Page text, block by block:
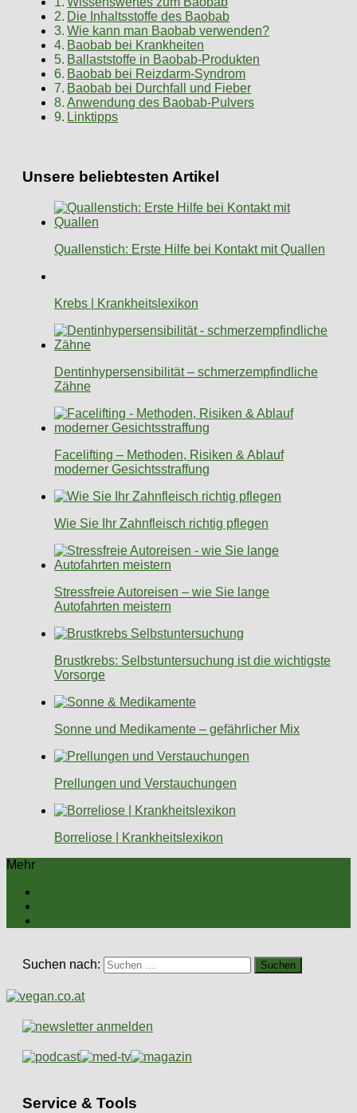
Die Inhaltsstoffe des Baobab
Wie kann man Baobab verwenden?
Baobab bei Krankheiten
Ballaststoffe in Baobab-Produkten
Baobab bei Reizdarm-Syndrom
Baobab bei Durchfall und Fieber
Anwendung des Baobab-Pulvers
Linktipps
Unsere beliebtesten Artikel
Quallenstich: Erste Hilfe bei Kontakt mit Quallen
Krebs | Krankheitslexikon
Dentinhypersensibilität – schmerzempfindliche
Zähne
Facelifting – Methoden, Risiken & Ablauf
moderner Gesichtsstraffung
Wie Sie Ihr Zahnfleisch richtig pflegen
Stressfreie Autoreisen – wie Sie lange
Autofahrten meistern
Brustkrebs: Selbstuntersuchung ist die wichtigste
Vorsorge
Sonne und Medikamente – gefährlicher Mix
Prellungen und Verstauchungen
Borreliose | Krankheitslexikon
Mehr
Suchen nach:
Service & Tools